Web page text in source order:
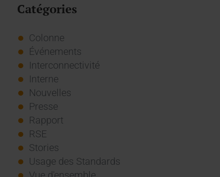
Catégories
Colonne
Événements
Interconnectivité
Interne
Nouvelles
Presse
Rapport
RSE
Stories
Usage des Standards